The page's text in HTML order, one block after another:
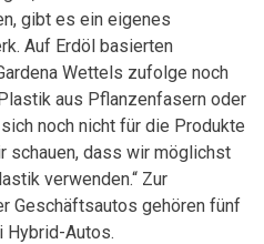
gibt es ein eigenes
Auf Erdöl basierten
Wettels zufolge noch
aus Pflanzenfasern oder
noch nicht für die Produkte
schauen, dass wir möglichst
verwenden.“ Zur
Geschäftsautos gehören fünf
Hybrid-Autos.